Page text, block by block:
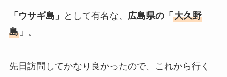
「ウサギ島」 として有名な、 広島県の「 大久野
島」 。
先日訪問してかなり良かったので、これから行く